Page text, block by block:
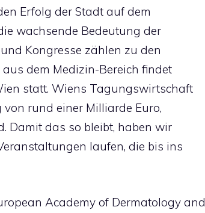
Erfolg der Stadt auf dem
wachsende Bedeutung der
Kongresse zählen zu den
dem Medizin-Bereich findet
statt. Wiens Tagungswirtschaft
rund einer Milliarde Euro,
Damit das so bleibt, haben wir
laufen, die bis ins
Academy of Dermatology and